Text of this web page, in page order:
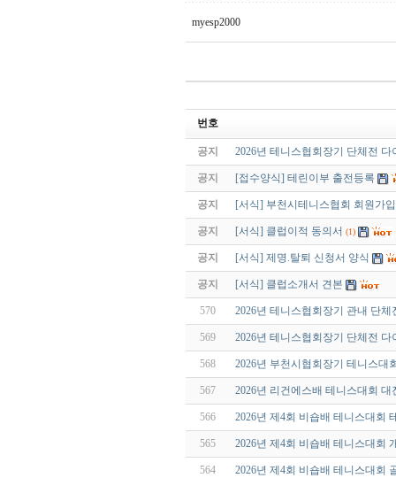
myesp2000
번호
공지 2026년 테니스협회장기 단체전
공지 [접수양식] 테린이부 출전등록
공지 [서식] 부천시테니스협회 회원가
공지 [서식] 클럽이적 동의서 (1)
공지 [서식] 제명.탈퇴 신청서 양식
공지 [서식] 클럽소개서 견본
570 2026년 테니스협회장기 관내 단
569 2026년 테니스협회장기 단체전
568 2026년 부천시협회장기 테니스대
567 2026년 리건에스배 테니스대회 대
566 2026년 제4회 비숍배 테니스대회
565 2026년 제4회 비숍배 테니스대회
564 2026년 제4회 비숍배 테니스대회